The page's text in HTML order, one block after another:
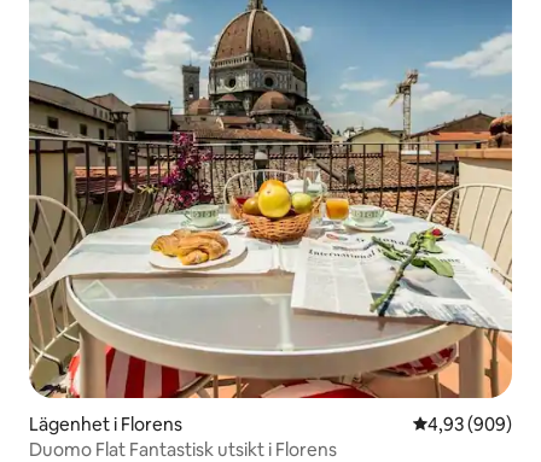
Lägenhet i Florens 4,93 av 5 i
4,93 (909)
Duomo Flat Fantastisk utsikt i Florens